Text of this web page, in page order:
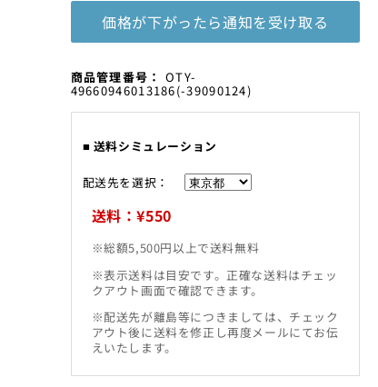
ら
す
す
価格が下がったら通知を受け取る
商品管理番号： SKU:
OTY-
49660946013186(-39090124)
■ 送料シミュレーション
配送先を選択：
送料：¥550
※総額5,500円以上で送料無料
※表示送料は目安です。正確な送料はチェッ
クアウト画面で確認できます。
※配送先が離島等につきましては、チェック
アウト後に送料を修正し再度メールにてお伝
えいたします。